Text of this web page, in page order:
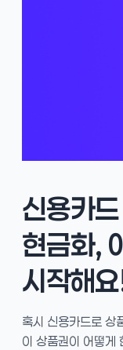
신용카
현금화,
시작해
혹시 신용카드로 상
이 상품권이 어떻게